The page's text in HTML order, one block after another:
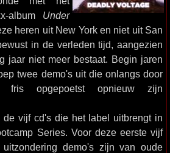
album Under
heren uit New York en niet uit San
in de verleden tijd, aangezien
jaar niet meer bestaat. Begin jaren
twee demo's uit die onlangs door
fris opgepoetst opnieuw zijn
vijf cd's die het label uitbrengt in
Series. Voor deze eerste vijf
demo's zijn van oude